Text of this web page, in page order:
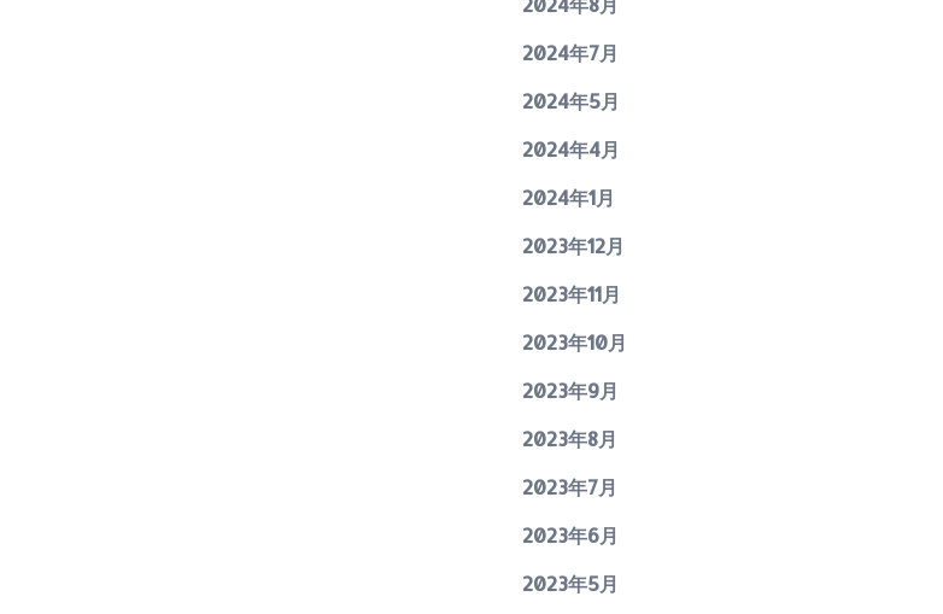
2024年7月
2024年5月
2024年4月
2024年1月
2023年12月
2023年11月
2023年10月
2023年9月
2023年8月
2023年7月
2023年6月
2023年5月